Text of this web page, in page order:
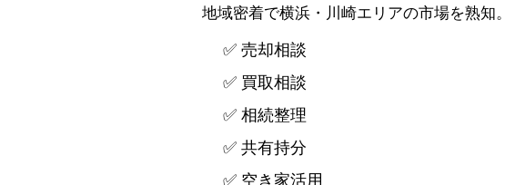
地域密着で横浜・川崎エリアの市場を熟知。
✅ 売却相談
✅ 買取相談
✅ 相続整理
✅ 共有持分
✅ 空き家活用